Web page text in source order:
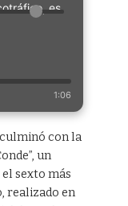
es
1:06
con la
un
sexto más
realizado en